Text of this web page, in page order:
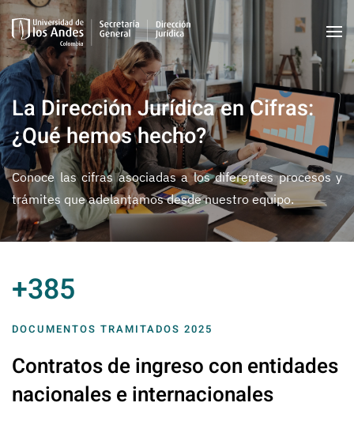
Skip to main content
La Dirección Jurídica en Cifras:
¿Qué hemos hecho?
Conoce las cifras asociadas a los diferentes procesos y
trámites que adelantamos desde nuestro equipo.
+385
DOCUMENTOS TRAMITADOS 2025
Contratos de ingreso con entidades
nacionales e internacionales